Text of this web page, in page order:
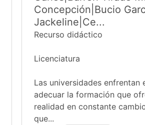
Concepción|Bucio
Jackeline|Ce...
Recurso didáctico
Licenciatura
Las universidades enfrentan
adecuar la formación que
realidad en constante
que...